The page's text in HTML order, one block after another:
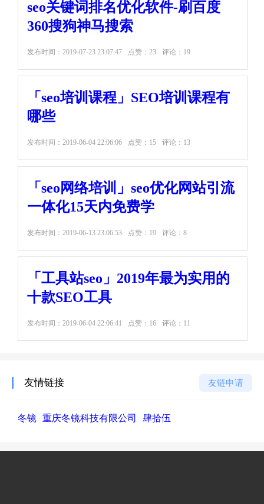
seo关键词排名优化软件-刷百度
360搜狗神马搜索
发布时间： 2019-07-23 23:07:47 点赞：23 评论：19
「seo培训课程」SEO培训课程有
哪些
发布时间： 2019-06-04 22:06:06 点赞：15 评论：13
「seo网络培训」seo优化网站引流
一体化15天内免费学
发布时间： 2019-06-13 23:06:53 点赞：19 评论：8
「工具站seo」2019年最为实用的
十款SEO工具
发布时间： 2019-06-04 22:06:41 点赞：16 评论：11
友情链接 友链申请
冬镜 重庆冬镜科技有限公司 肆拾伍